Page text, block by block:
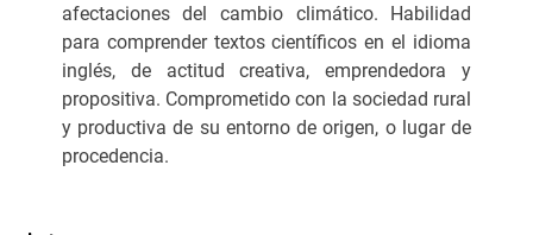
afectaciones del cambio climático. Habilidad
para comprender textos científicos en el idioma
inglés, de actitud creativa, emprendedora y
propositiva. Comprometido con la sociedad rural
y productiva de su entorno de origen, o lugar de
procedencia.